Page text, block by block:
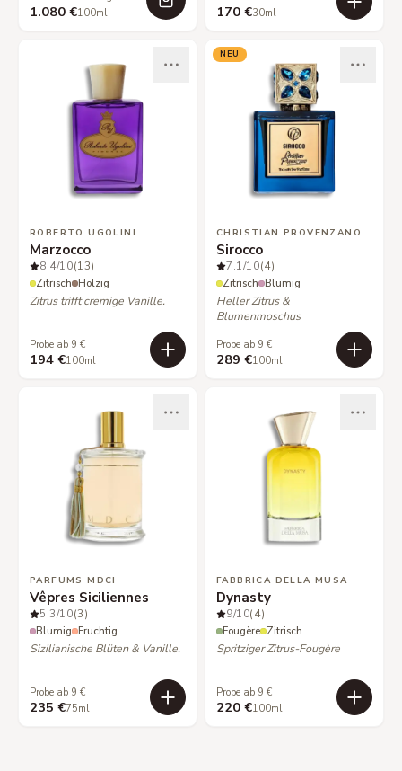
1.080 €100ml 170 €30ml
ROBERTO UGOLINI
Marzocco
8.4/10(13)
Zitrisch Holzig
Zitrus trifft cremige Vanille.
Probe ab 9 €
194 €100ml
NEU
CHRISTIAN PROVENZANO
Sirocco
7.1/10(4)
Zitrisch Blumig
Heller Zitrus &
Blumenmoschus
Probe ab 9 €
289 €100ml
PARFUMS MDCI
Vêpres Siciliennes
5.3/10(3)
Blumig Fruchtig
Sizilianische Blüten & Vanille.
Probe ab 9 €
235 €75ml
FABBRICA DELLA MUSA
Dynasty
9/10(4)
Fougère Zitrisch
Spritziger Zitrus-Fougère
Probe ab 9 €
220 €100ml